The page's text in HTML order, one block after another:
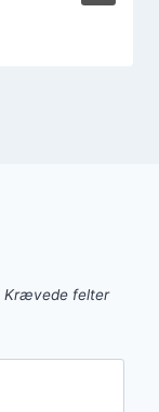
Krævede felter